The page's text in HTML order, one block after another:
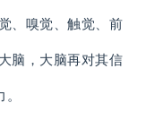
、嗅觉、触觉、前
脑，大脑再对其信